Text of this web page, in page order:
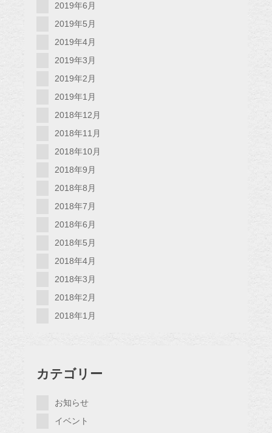
2019年6月
2019年5月
2019年4月
2019年3月
2019年2月
2019年1月
2018年12月
2018年11月
2018年10月
2018年9月
2018年8月
2018年7月
2018年6月
2018年5月
2018年4月
2018年3月
2018年2月
2018年1月
カテゴリー
お知らせ
イベント